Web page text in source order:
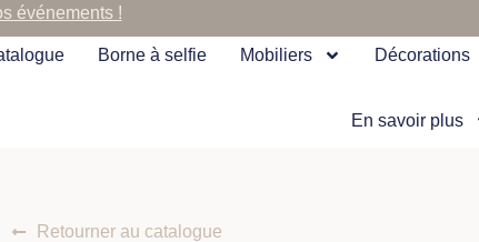
événements !
Borne à selfie Mobiliers Décorations
En savoir plus
Retourner au catalogue